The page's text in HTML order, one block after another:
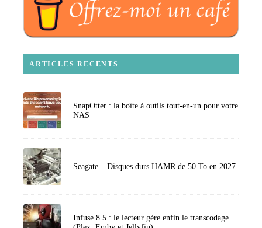
ARTICLES RECENTS
SnapOtter : la boîte à outils tout-en-un pour votre
NAS
Seagate – Disques durs HAMR de 50 To en 2027
Infuse 8.5 : le lecteur gère enfin le transcodage